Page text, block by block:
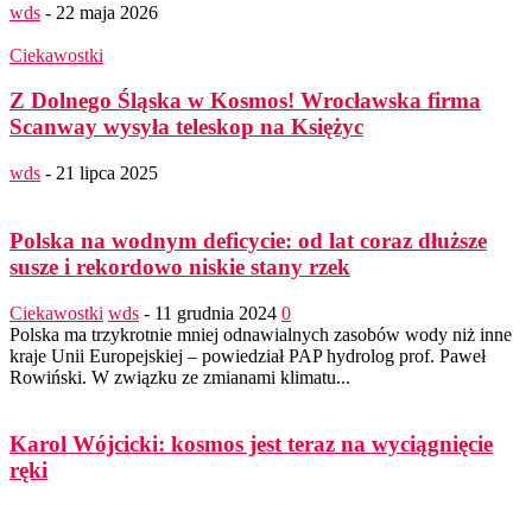
wds - 22 maja 2026
Ciekawostki
Z Dolnego Śląska w Kosmos! Wrocławska firma
Scanway wysyła teleskop na Księżyc
wds - 21 lipca 2025
Polska na wodnym deficycie: od lat coraz dłuższe
susze i rekordowo niskie stany rzek
Ciekawostki wds - 11 grudnia 2024 0
Polska ma trzykrotnie mniej odnawialnych zasobów wody niż inne
kraje Unii Europejskiej – powiedział PAP hydrolog prof. Paweł
Rowiński. W związku ze zmianami klimatu...
Karol Wójcicki: kosmos jest teraz na wyciągnięcie
ręki